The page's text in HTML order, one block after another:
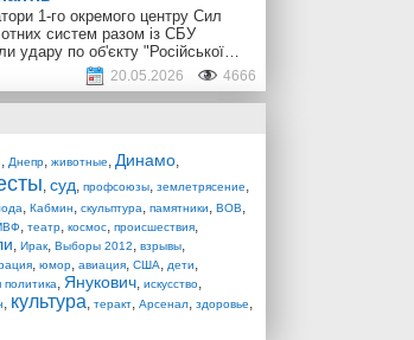
1-го окремого центру Сил
систем разом із СБУ
удару по об'єкту "Російської…
20.05.2026 4666
, Днепр, животные, Динамо,
, суд, профсоюзы, землетрясение,
, Кабмин, скульптура, памятники, ВОВ,
, театр, космос, происшествия,
, Ирак, Выборы 2012, взрывы,
, юмор, авиация, США, дети,
политика, Янукович, искусство,
, культура, теракт, Арсенал, здоровье,